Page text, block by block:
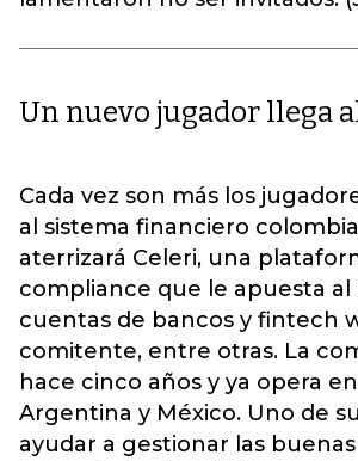
Un nuevo jugador llega
Cada vez son más los
al sistema financiero
aterrizará Celeri, una
compliance que le apuesta
cuentas de bancos y fintech
comitente, entre otras. La
hace cinco años y ya opera
Argentina y México. Uno de
ayudar a gestionar las